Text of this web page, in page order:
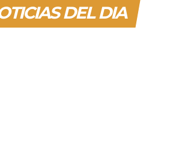
DEL DIA